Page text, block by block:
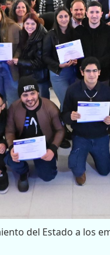
del Estado a los